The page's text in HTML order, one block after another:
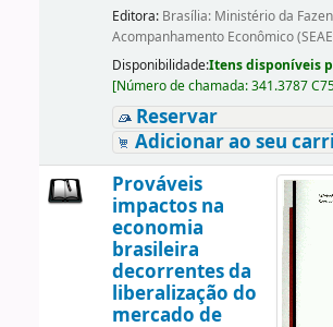
Editora: Brasília: Ministério da
Acompanhamento Econômico
Disponibilidade:Itens disponíveis
[Número de chamada:341.3787
Reservar
Adicionar ao seu
Prováveis
impactos na
economia
brasileira
decorrentes da
liberalização do
mercado de